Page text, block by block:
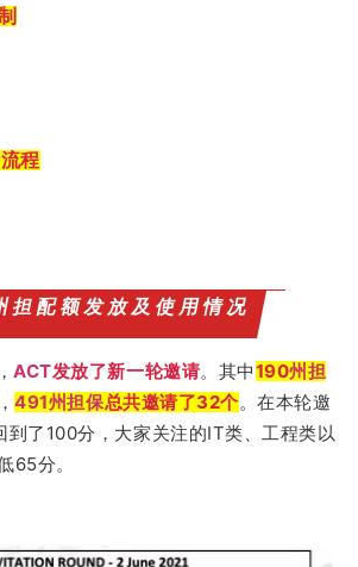
程
担配额发放及使用情况
ACT发放了新一轮邀请。其中190州担
，491州担保总共邀请了32个。在本轮邀
到了100分，大家关注的IT类、工程类以
65分。